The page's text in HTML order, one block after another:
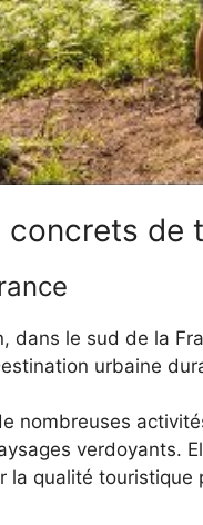
concrets de
dans le sud de la
urbaine
nombreuses
verdoyants.
la qualité touristique